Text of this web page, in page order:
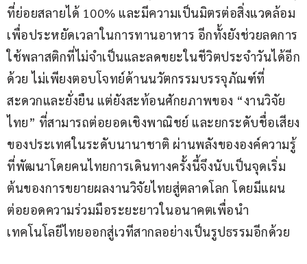
ที่ย่อยสลายได้ 100% และมีความเป็นมิตรต่อสิ่งแวดล้อม
เพื่อประหยัดเวลาในการทานอาหาร อีกทั้งยังช่วยลดการ
ใช้พลาสติกที่ไม่จำเป็นและลดขยะในชีวิตประจำวันได้อีก
ด้วย ไม่เพียงตอบโจทย์ด้านนวัตกรรมบรรจุภัณฑ์ที่
สะดวกและยั่งยืน แต่ยังสะท้อนศักยภาพของ “งานวิจัย
ไทย” ที่สามารถต่อยอดเชิงพาณิชย์ และยกระดับชื่อเสียง
ของประเทศในระดับนานาชาติ ผ่านพลังขององค์ความรู้
ที่พัฒนาโดยคนไทยการเดินทางครั้งนี้จึงนับเป็นจุดเริ่ม
ต้นของการขยายผลงานวิจัยไทยสู่ตลาดโลก โดยมีแผน
ต่อยอดความร่วมมือระยะยาวในอนาคตเพื่อนำ
เทคโนโลยีไทยออกสู่เวทีสากลอย่างเป็นรูปธรรมอีกด้วย